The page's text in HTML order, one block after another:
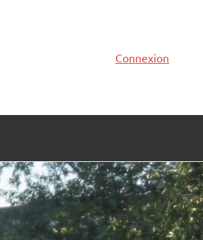
Connexion